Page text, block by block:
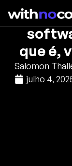
que é,
Salomon
julho 4,